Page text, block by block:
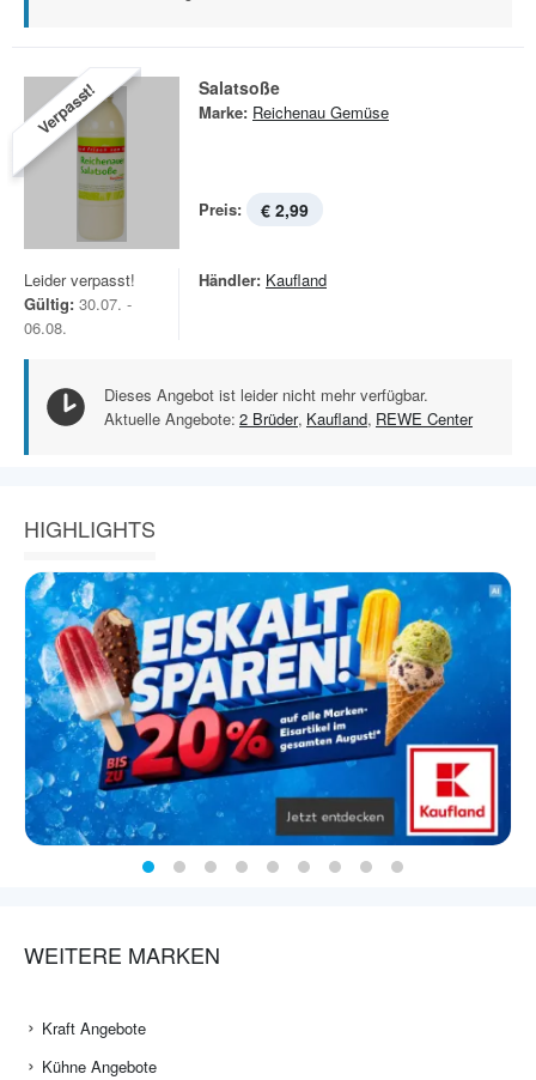
Verpasst! Salatsoße
Marke: Reichenau Gemüse
Preis: € 2,99
Leider verpasst!
Gültig: 30.07. -
06.08.
Händler: Kaufland
Dieses Angebot ist leider nicht mehr verfügbar.
Aktuelle Angebote: 2 Brüder, Kaufland, REWE Center
HIGHLIGHTS
WEITERE MARKEN
Kraft Angebote
Kühne Angebote